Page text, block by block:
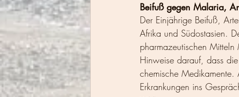
Beifuß gegen Malaria,
Der Einjährige Beifuß,
Afrika und Südostasien.
pharmazeutischen
Hinweise darauf, dass
chemische
Erkrankungen ins